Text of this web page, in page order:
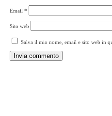
Email *
Sito web
Salva il mio nome, email e sito web in